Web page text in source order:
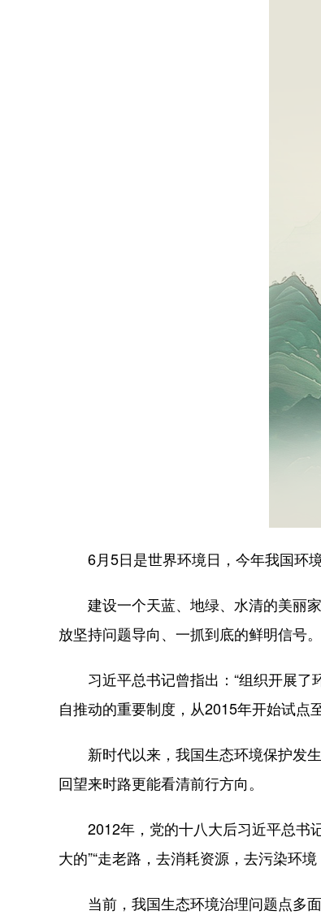
6月5日是世界环境日，今年我国环境
建设一个天蓝、地绿、水清的美丽家
放坚持问题导向、一抓到底的鲜明信号。
习近平总书记曾指出：“组织开展了
自推动的重要制度，从2015年开始试点
新时代以来，我国生态环境保护发生
回望来时路更能看清前行方向。
2012年，党的十八大后习近平总书记
大的”“走老路，去消耗资源，去污染环境
当前，我国生态环境治理问题点多面